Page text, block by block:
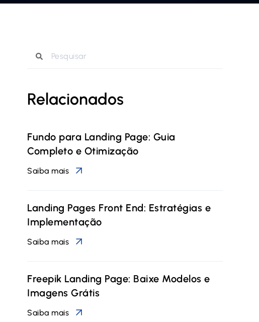
Relacionados
Fundo para Landing Page: Guia
Completo e Otimização
Saiba mais
Landing Pages Front End: Estratégias e
Implementação
Saiba mais
Freepik Landing Page: Baixe Modelos e
Imagens Grátis
Saiba mais